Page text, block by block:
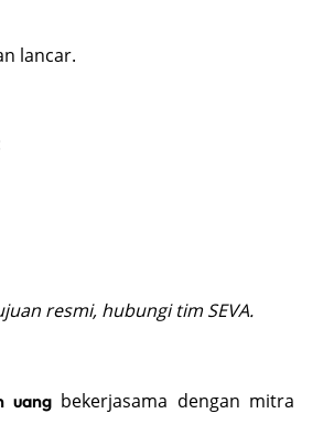
lancar.
resmi, hubungi tim SEVA.
uangbekerjasama dengan mitra